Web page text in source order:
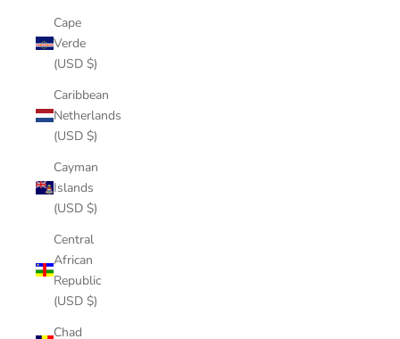
Cape
Verde
(USD $)
Caribbean
Netherlands
(USD $)
Cayman
Islands
(USD $)
Central
African
Republic
(USD $)
Chad